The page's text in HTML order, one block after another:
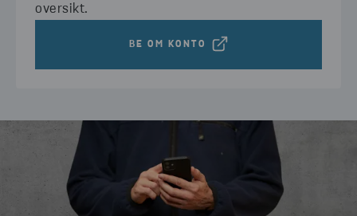
oversikt.
BE OM KONTO